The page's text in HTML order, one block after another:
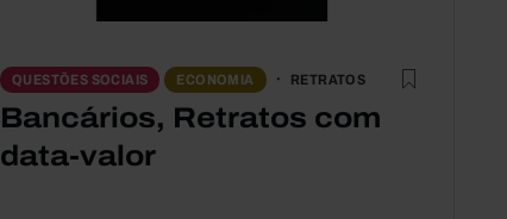
QUESTÕES SOCIAIS ECONOMIA RETRATOS
Bancários, Retratos com
data-valor